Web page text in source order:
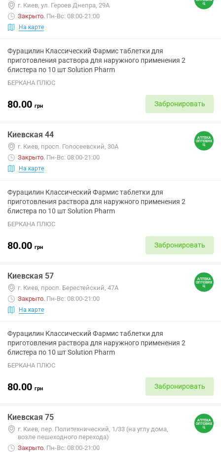
г. Киев, ул. Героев Днепра, 29А
Закрыто. Пн-Вс: 08:00-21:00
На карте
Фурацилин Классический Фармис таблетки для
приготовления раствора для наружного применения 2
блистера по 10 шт Solution Pharm
БЕРКАНА ПЛЮС
80.00 грн Забронировать
Киевская 44
г. Киев, просп. Голосеевский, 30А
Закрыто. Пн-Вс: 08:00-21:00
На карте
Фурацилин Классический Фармис таблетки для
приготовления раствора для наружного применения 2
блистера по 10 шт Solution Pharm
БЕРКАНА ПЛЮС
80.00 грн Забронировать
Киевская 57
г. Киев, просп. Берестейский, 47А
Закрыто. Пн-Вс: 08:00-21:00
На карте
Фурацилин Классический Фармис таблетки для
приготовления раствора для наружного применения 2
блистера по 10 шт Solution Pharm
БЕРКАНА ПЛЮС
80.00 грн Забронировать
Киевская 75
г. Киев, пер. Политехнический, 1/33 (на углу дома,
возле пешеходного перехода)
Закрыто. Пн-Вс: 08:00-21:00